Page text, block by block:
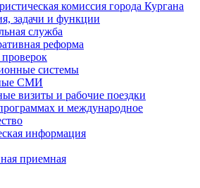
комиссия города Кургана
задачи и функции
служба
реформа
проверок
системы
СМИ
визиты и рабочие поездки
и международное
информация
приемная